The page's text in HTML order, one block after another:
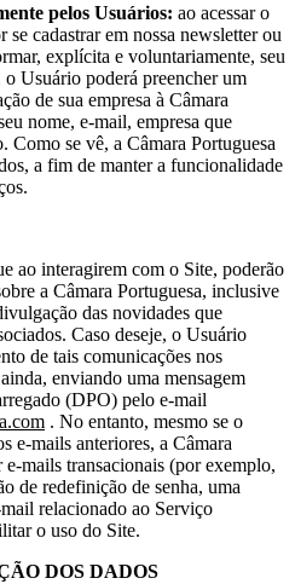
pelos Usuários: ao acessar o
cadastrar em nossa newsletter ou
explícita e voluntariamente, seu
Usuário poderá preencher um
de sua empresa à Câmara
nome, e-mail, empresa que
Como se vê, a Câmara Portuguesa
a fim de manter a funcionalidade
ao interagirem com o Site, poderão
a Câmara Portuguesa, inclusive
das novidades que
Caso deseje, o Usuário
de tais comunicações nos
enviando uma mensagem
(DPO) pelo e-mail
. No entanto, mesmo se o
e-mails anteriores, a Câmara
mails transacionais (por exemplo,
de redefinição de senha, uma
relacionado ao Serviço
o uso do Site.
DOS DADOS